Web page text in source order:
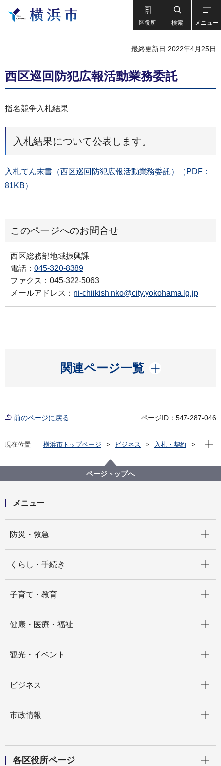
区役所 検索 メニュー
最終更新日 2022年4月25日
西区巡回防犯広報活動業務委託
指名競争入札結果
入札結果について公表します。
入札てん末書（西区巡回防犯広報活動業務委託）（PDF：
81KB）
このページへのお問合せ
西区総務部地域振興課
電話： 045-320-8389
ファクス：045-322-5063
メールアドレス： ni-chiikishinko@city.yokohama.lg.jp
関連ページ一覧
開く
前のページに戻る ページID：547-287-046
現在位置 横浜市トップページ ビジネス
入札・契約
指名競争入札（公募型でない）の入札結果
西区巡回防犯広報活動業務委託
現在
ページトップへ
メニュー
防災・救急
くらし・手続き
子育て・教育
健康・医療・福祉
観光・イベント
ビジネス
市政情報
各区役所ページ